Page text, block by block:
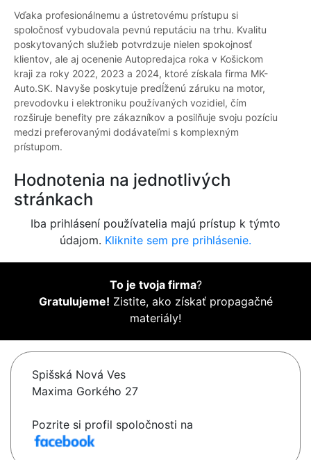
Vďaka profesionálnemu a ústretovému prístupu si
spoločnosť vybudovala pevnú reputáciu na trhu. Kvalitu
poskytovaných služieb potvrdzuje nielen spokojnosť
klientov, ale aj ocenenie Autopredajca roka v Košickom
kraji za roky 2022, 2023 a 2024, ktoré získala firma MK-
Auto.SK. Navyše poskytuje predĺženú záruku na motor,
prevodovku i elektroniku používaných vozidiel, čím
rozširuje benefity pre zákazníkov a posilňuje svoju pozíciu
medzi preferovanými dodávateľmi s komplexným
prístupom.
Hodnotenia na jednotlivých
stránkach
Iba prihlásení používatelia majú prístup k týmto
údajom. Kliknite sem pre prihlásenie.
To je tvoja firma?
Gratulujeme! Zistite, ako získať propagačné
materiály!
Spišská Nová Ves
Maxima Gorkého 27
Pozrite si profil spoločnosti na